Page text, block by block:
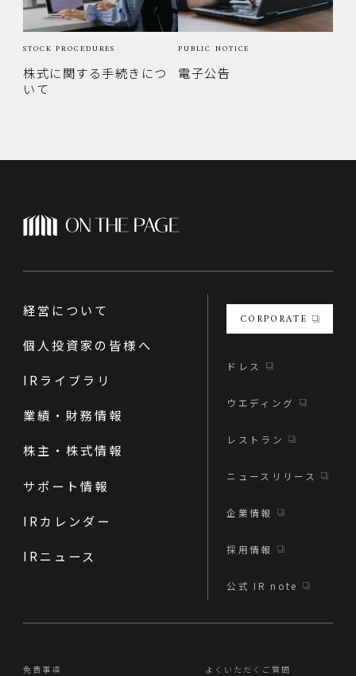
STOCK PROCEDURES
株式に関する手続きにつ
いて
PUBLIC NOTICE
電子公告
経営について
個人投資家の皆様へ
IRライブラリ
業績・財務情報
株主・株式情報
サポート情報
IRカレンダー
IRニュース
CORPORATE
ドレス
ウエディング
レストラン
ニュースリリース
企業情報
採用情報
公式 IR note
免責事項 よくいただくご質問